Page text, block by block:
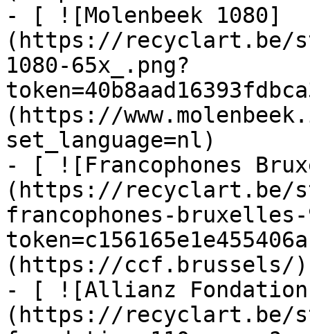
- [ ![Molenbeek 1080]
(https://recyclart.be/
1080-65x_.png?
(https://
set_language=nl)
- [ ![Francophones
(https://recyclart.be/
francophones-bruxelles-
(https://ccf.brussels/)
- [ ![Allianz
(https://recyclart.be/